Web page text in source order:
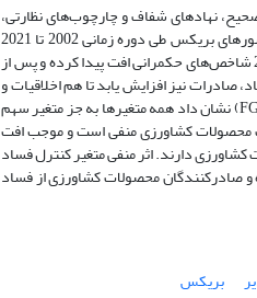
نهادهای شفاف و چارچوب‌های نظارتی،
تجارت را تسهیل کرده و صادرات را گسترش می-دهد. در این تحقیق به نقش کیفیت حکمرانی بر صادرات محصولات کشاورزی در کشورهای بریکس طی دوره زمانی 2002 تا 2021
پرداخته شده است. بررسی وضعیت حکمرانی در ایران نشان می‌دهد از زمان ابلاغ سیاست‌های کلی اقتصاد مقاومتی (2013) تا سال 2020 شاخص‌های حکمرانی افت پیدا کرده و پس از
صادرات نیز افزایش یابد تا هم اخلاقیات و
عدالت رعایت شود و هم جامعه از منافع تجارت بهره‌مند گردد. همچنین نتایج برآورد الگوی حداقل مربعات تعمیم‌یافته انعطاف‌پذیر (FGLS) نشان داد همه متغیرها به جز متغیر سهم
محصولات کشاورزی منفی است و موجب افت
دارند. اثر منفی متغیر کنترل فساد
صادرکنندگان محصولات کشاورزی از فساد
بریکس